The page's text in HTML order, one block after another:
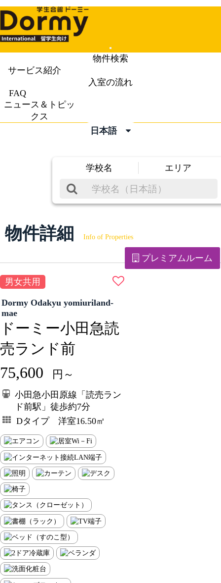
Mobile
Menu
物件検索
サービス紹介
入室の流れ
FAQ
ニュース＆トピッ
クス
日本語
学校名 エリア
物件詳細 Info of Properties
プレミアムルーム
男女共用
Dormy Odakyu yomiuriland-
mae
ドーミー小田急読
売ランド前
75,600 円～
小田急小田原線「読売ラン
ド前駅」徒歩約7分
Dタイプ 洋室16.50㎡